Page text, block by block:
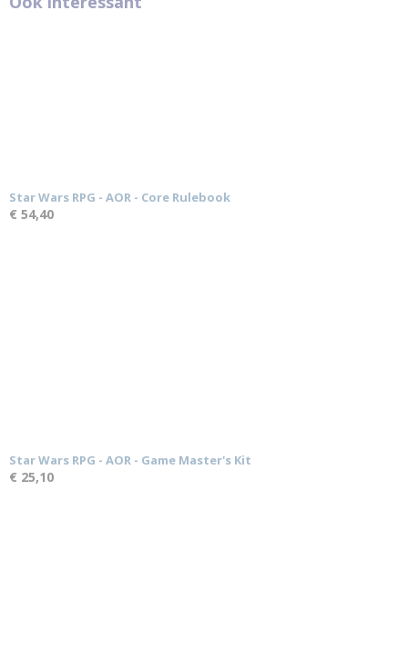
Star Wars RPG - AOR - Core Rulebook
€ 54,40
Star Wars RPG - AOR - Game Master's Kit
€ 25,10